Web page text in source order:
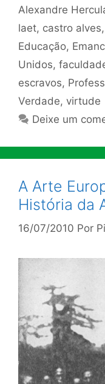
Alexandre
laet, castro alves,
Educação,
Unidos,
escravos,
Verdade, virtude
Deixe um
A Arte
História da
16/07/2010 Por